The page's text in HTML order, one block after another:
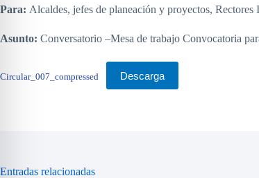
Para: Alcaldes, jefes de planeación y proyectos,
Asunto: Conversatorio –Mesa de trabajo Convocatoria
Circular_007_compressed Descarga
Entradas relacionadas